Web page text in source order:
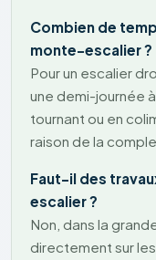
Combien de
monte-escalier ?
Pour un escalier
une demi-journée
tournant ou en
raison de la
Faut-il des
escalier ?
Non, dans la
directement sur